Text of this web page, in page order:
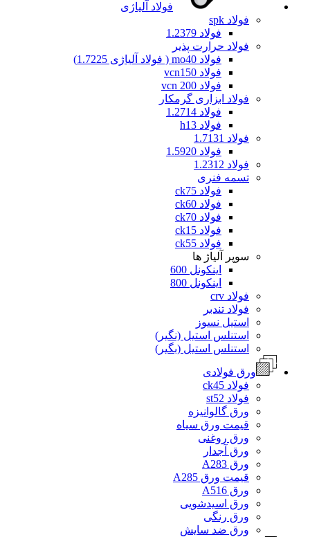
فولاد آلیاژی
فولاد spk
فولاد 1.2379
فولاد حرارت پذیر
فولاد mo40 ( فولاد آلیاژی 1.7225)
فولاد vcn150
فولاد vcn 200
فولاد ابزاری گرمکار
فولاد 1.2714
فولاد h13
فولاد 1.7131
فولاد 1.5920
فولاد 1.2312
تسمه فنری
فولاد ck75
فولاد ck60
فولاد ck70
فولاد ck15
فولاد ck55
سوپر آلیاژ ها
اینکونل 600
اینکونل 800
فولاد crv
فولاد تندبر
استیل نسوز
استنلس استیل (نگیر)
استنلس استیل (بگیر)
ورق فولادی
فولاد ck45
فولاد st52
ورق گالوانیزه
قیمت ورق سیاه
ورق روغنی
ورق آجدار
ورق A283
قیمت ورق A285
ورق A516
ورق اسیدشویی
ورق رنگی
ورق ضد سایش